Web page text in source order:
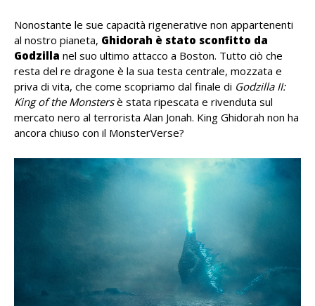
Nonostante le sue capacità rigenerative non appartenenti
al nostro pianeta, Ghidorah è stato sconfitto da
Godzilla nel suo ultimo attacco a Boston. Tutto ciò che
resta del re dragone è la sua testa centrale, mozzata e
priva di vita, che come scopriamo dal finale di Godzilla II:
King of the Monstersè stata ripescata e rivenduta sul
mercato nero al terrorista Alan Jonah. King Ghidorah non ha
ancora chiuso con il MonsterVerse?